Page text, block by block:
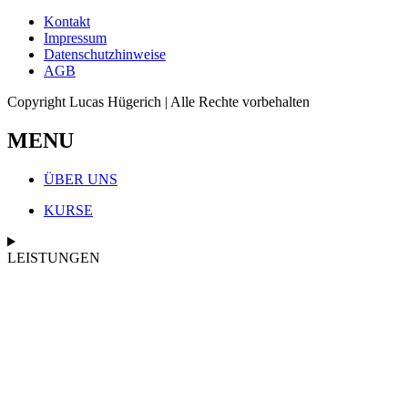
Kontakt
Impressum
Datenschutzhinweise
AGB
Copyright Lucas Hügerich | Alle Rechte vorbehalten
MENU
ÜBER UNS
KURSE
LEISTUNGEN